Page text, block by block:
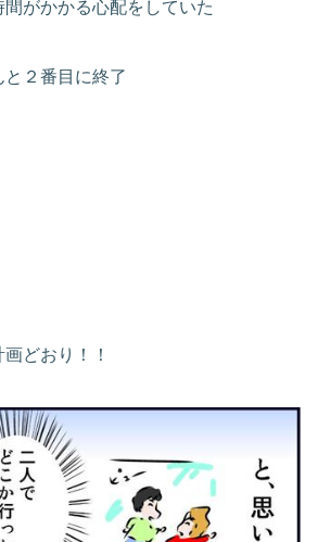
がかかる心配をしていた
２番目に終了
どおり！！